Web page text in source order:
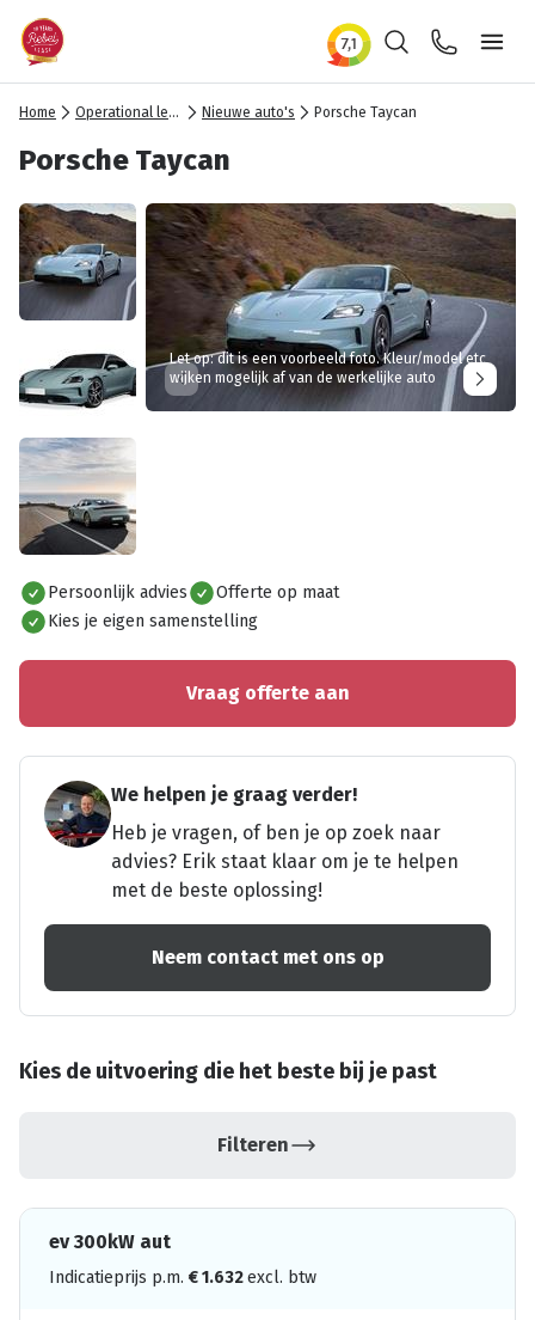
ZoekenContact
Home Operational lease Nieuwe auto's Porsche Taycan
Porsche Taycan
Alles bekijken
Let op: dit is een voorbeeld foto. Kleur/model etc
wijken mogelijk af van de werkelijke auto
Persoonlijk advies
Offerte op maat
Kies je eigen samenstelling
Vraag offerte aan
We helpen je graag verder!
Heb je vragen, of ben je op zoek naar
advies? Erik staat klaar om je te helpen
met de beste oplossing!
Neem contact met ons op
Kies de uitvoering die het beste bij je past
Filteren
ev 300kW aut
Indicatieprijs p.m. €1.632excl. btw